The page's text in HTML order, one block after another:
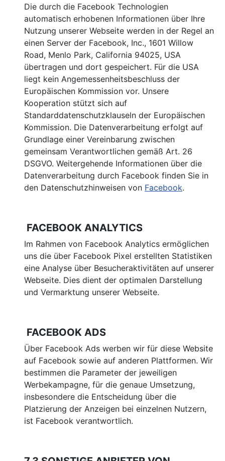
Die durch die Facebook Technologien
automatisch erhobenen Informationen über Ihre
Nutzung unserer Webseite werden in der Regel an
einen Server der Facebook, Inc., 1601 Willow
Road, Menlo Park, California 94025, USA
übertragen und dort gespeichert. Für die USA
liegt kein Angemessenheitsbeschluss der
Europäischen Kommission vor. Unsere
Kooperation stützt sich auf
Standarddatenschutzklauseln der Europäischen
Kommission. Die Datenverarbeitung erfolgt auf
Grundlage einer Vereinbarung zwischen
gemeinsam Verantwortlichen gemäß Art. 26
DSGVO. Weitergehende Informationen über die
Datenverarbeitung durch Facebook finden Sie in
den Datenschutzhinweisen von Facebook.
FACEBOOK ANALYTICS
Im Rahmen von Facebook Analytics ermöglichen
uns die über Facebook Pixel erstellten Statistiken
eine Analyse über Besucheraktivitäten auf unserer
Webseite. Dies dient der optimalen Darstellung
und Vermarktung unserer Webseite.
FACEBOOK ADS
Über Facebook Ads werben wir für diese Website
auf Facebook sowie auf anderen Plattformen. Wir
bestimmen die Parameter der jeweiligen
Werbekampagne, für die genaue Umsetzung,
insbesondere die Entscheidung über die
Platzierung der Anzeigen bei einzelnen Nutzern,
ist Facebook verantwortlich.